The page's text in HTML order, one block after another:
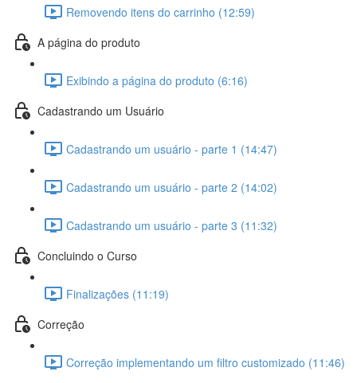
Removendo itens do carrinho (12:59)
A página do produto
Exibindo a página do produto (6:16)
Cadastrando um Usuário
Cadastrando um usuário - parte 1 (14:47)
Cadastrando um usuário - parte 2 (14:02)
Cadastrando um usuário - parte 3 (11:32)
Concluindo o Curso
Finalizações (11:19)
Correção
Correção implementando um filtro customizado (11:46)